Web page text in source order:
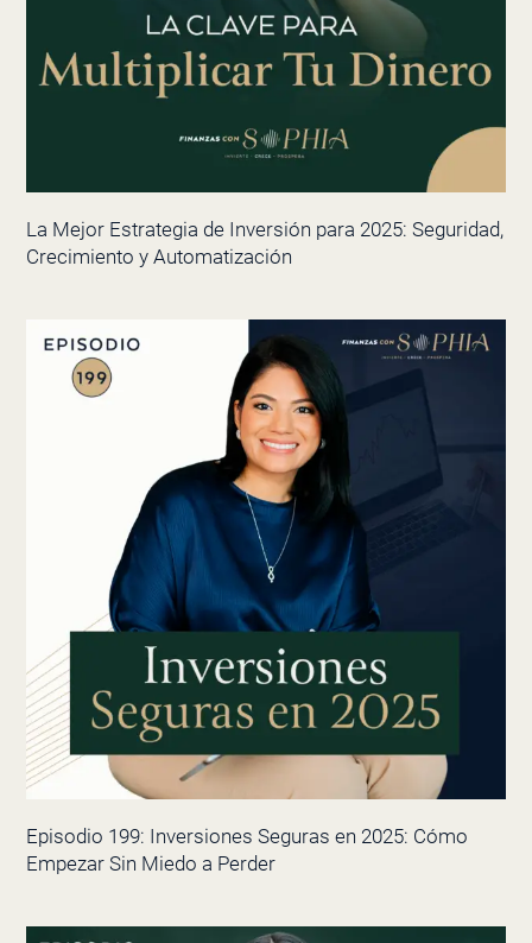
La Mejor Estrategia de Inversión para 2025: Seguridad,
Crecimiento y Automatización
Episodio 199: Inversiones Seguras en 2025: Cómo
Empezar Sin Miedo a Perder